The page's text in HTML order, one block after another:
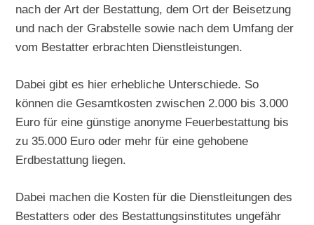
nach der Art der Bestattung, dem Ort der Beisetzung
und nach der Grabstelle sowie nach dem Umfang der
vom Bestatter erbrachten Dienstleistungen.
Dabei gibt es hier erhebliche Unterschiede. So
können die Gesamtkosten zwischen 2.000 bis 3.000
Euro für eine günstige anonyme Feuerbestattung bis
zu 35.000 Euro oder mehr für eine gehobene
Erdbestattung liegen.
Dabei machen die Kosten für die Dienstleitungen des
Bestatters oder des Bestattungsinstitutes ungefähr